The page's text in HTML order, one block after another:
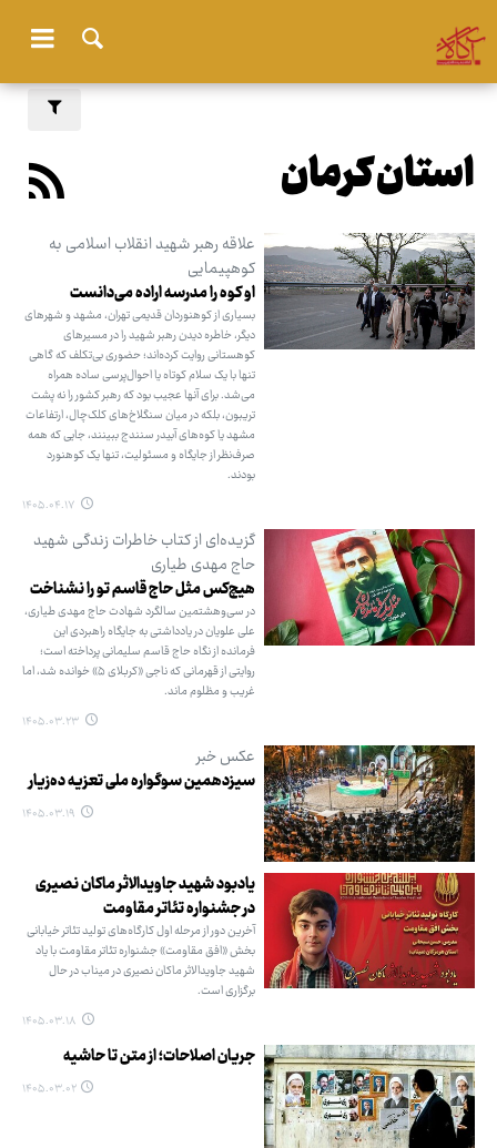
استان کرمان
علاقه رهبر شهید انقلاب اسلامی به
کوهپیمایی
او کوه را مدرسه اراده می‌دانست
بسیاری از کوهنوردان قدیمی تهران، مشهد و شهرهای
دیگر، خاطره دیدن رهبر شهید را در مسیرهای
کوهستانی روایت کرده‌اند؛ حضوری بی‌تکلف که گاهی
تنها با یک سلام کوتاه یا احوال‌پرسی ساده همراه
می‌شد. برای آنها عجیب بود که رهبر کشور را نه پشت
تریبون، بلکه در میان سنگلاخ‌های کلک‌چال، ارتفاعات
مشهد یا کوه‌های آبیدر سنندج ببینند، جایی که همه
صرف‌نظر از جایگاه و مسئولیت، تنها یک کوهنورد
بودند.
۱۴۰۵.۰۴.۱۷
گزیده‌ای از کتاب خاطرات زندگی شهید
حاج مهدی طیاری
هیچ‌کس مثل حاج قاسم تو را نشناخت
در سی‌وهشتمین سالگرد شهادت حاج مهدی طیاری،
علی علویان در یادداشتی به جایگاه راهبردی این
فرمانده از نگاه حاج قاسم سلیمانی پرداخته است؛
روایتی از قهرمانی که ناجی «کربلای ۵» خوانده شد، اما
غریب و مظلوم ماند.
۱۴۰۵.۰۳.۲۳
عکس خبر
سیزدهمین سوگواره ملی تعزیه ده‌زیار
۱۴۰۵.۰۳.۱۹
یادبود شهید جاویدالاثر ماکان نصیری
در جشنواره تئاتر مقاومت
آخرین دور از مرحله اول کارگاه‌های تولید تئاتر خیابانی
بخش «افق مقاومت» جشنواره تئاتر مقاومت با یاد
شهید جاویدالاثر ماکان نصیری در میناب در حال
برگزاری است.
۱۴۰۵.۰۳.۱۸
جریان اصلاحات؛ از متن تا حاشیه
۱۴۰۵.۰۳.۰۲